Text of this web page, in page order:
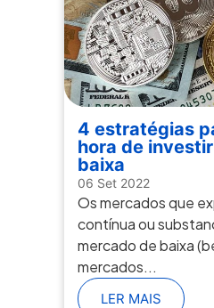
4 estratégias
hora de
baixa
06 Set 2022
Os mercados que
contínua ou
mercado de baixa
mercados...
LER MAIS